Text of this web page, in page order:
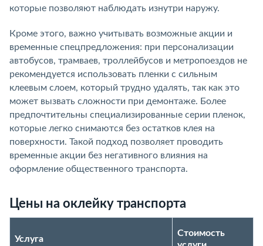
которые позволяют наблюдать изнутри наружу.
Кроме этого, важно учитывать возможные акции и
временные спецпредложения: при персонализации
автобусов, трамваев, троллейбусов и метропоездов не
рекомендуется использовать пленки с сильным
клеевым слоем, который трудно удалять, так как это
может вызвать сложности при демонтаже. Более
предпочтительны специализированные серии пленок,
которые легко снимаются без остатков клея на
поверхности. Такой подход позволяет проводить
временные акции без негативного влияния на
оформление общественного транспорта.
Цены на оклейку транспорта
Услуга
Стоимость